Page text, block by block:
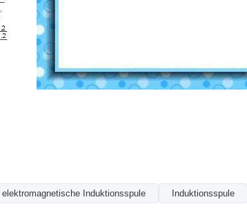
elektromagnetische Induktionsspule Induktionsspule